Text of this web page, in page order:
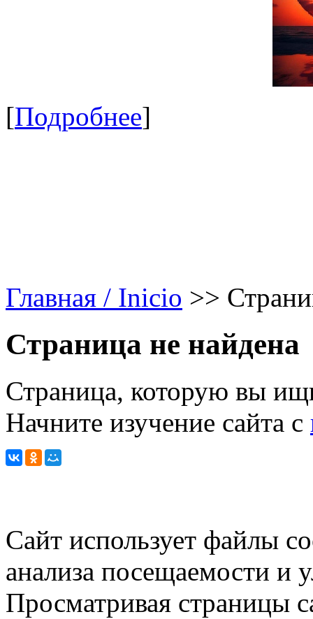
[Подробнее]
Главная / Inicio >>
Страница не найдена
Страница, которую вы
Начните изучение сайта с
Сайт использует файлы
анализа посещаемости и
Просматривая страницы